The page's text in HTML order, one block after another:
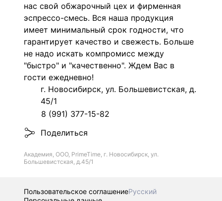
нас свой обжарочный цех и фирменная
эспрессо-смесь. Вся наша продукция
имеет минимальный срок годности, что
гарантирует качество и свежесть. Больше
не надо искать компромисс между
"быстро" и "качественно". Ждем Вас в
гости ежедневно!
г. Новосибирск, ул. Большевистская, д.
45/1
8 (991) 377-15-82
Поделиться
Академия, ООО, PrimeTime, г. Новосибирск, ул.
Большевистская, д.45/1
Пользовательское соглашениеРусский